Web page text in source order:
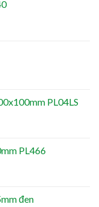
PL04LS
PL466
đen